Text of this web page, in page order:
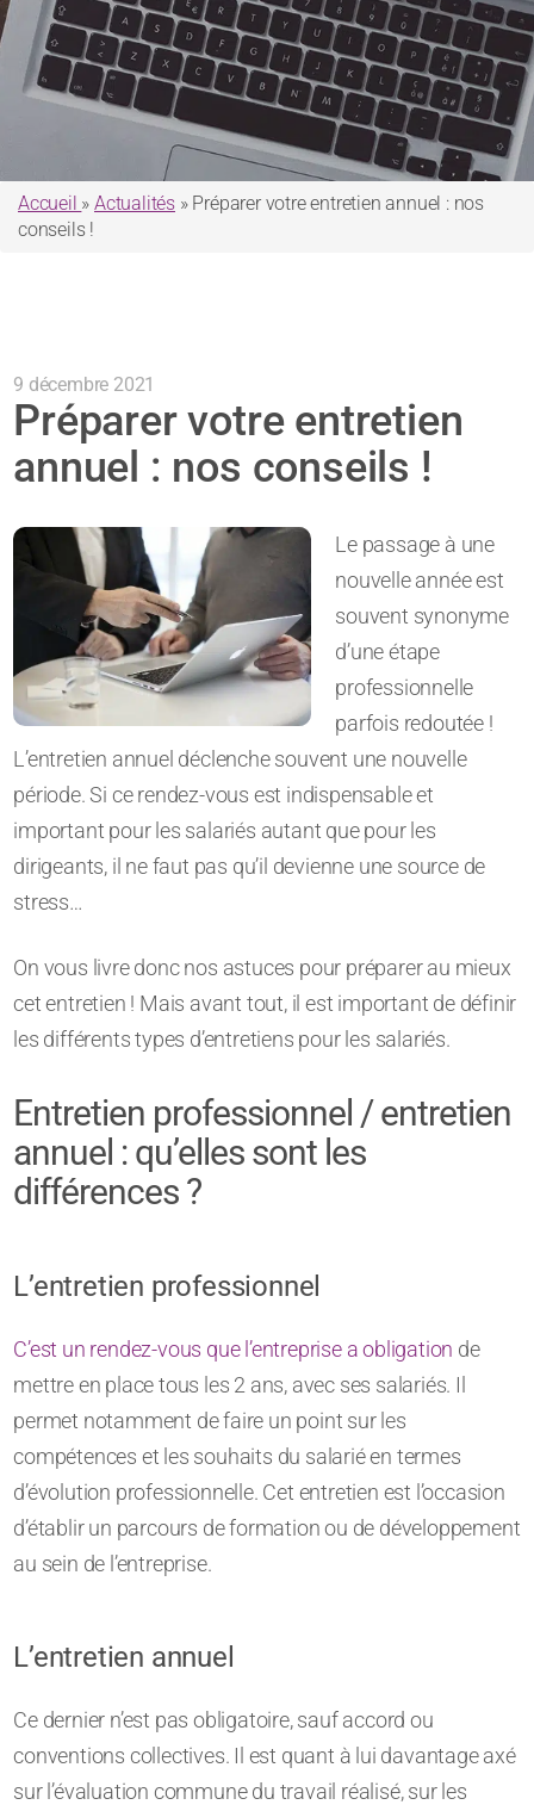
Accueil »Actualités » Préparer votre entretien annuel : nos
conseils !
9 décembre 2021
Préparer votre entretien
annuel : nos conseils !
Le passage à une
nouvelle année est
souvent synonyme
d’une étape
professionnelle
parfois redoutée !
L’entretien annuel déclenche souvent une nouvelle
période. Si ce rendez-vous est indispensable et
important pour les salariés autant que pour les
dirigeants, il ne faut pas qu’il devienne une source de
stress…
On vous livre donc nos astuces pour préparer au mieux
cet entretien ! Mais avant tout, il est important de définir
les différents types d’entretiens pour les salariés.
Entretien professionnel / entretien
annuel : qu’elles sont les
différences ?
L’entretien professionnel
C’est un rendez-vous que l’entreprise a obligation de
mettre en place tous les 2 ans, avec ses salariés. Il
permet notamment de faire un point sur les
compétences et les souhaits du salarié en termes
d’évolution professionnelle. Cet entretien est l’occasion
d’établir un parcours de formation ou de développement
au sein de l’entreprise.
L’entretien annuel
Ce dernier n’est pas obligatoire, sauf accord ou
conventions collectives. Il est quant à lui davantage axé
sur l’évaluation commune du travail réalisé, sur les